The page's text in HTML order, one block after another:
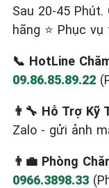
Sau 20-45 Phút.
hãng ⭐ Phục
📞 HotLine
09.86.85.89.22
👨‍🔧 Hỗ Trợ Kỹ
Zalo - gửi ảnh
👨‍💼 Phòng
0966.3898.33